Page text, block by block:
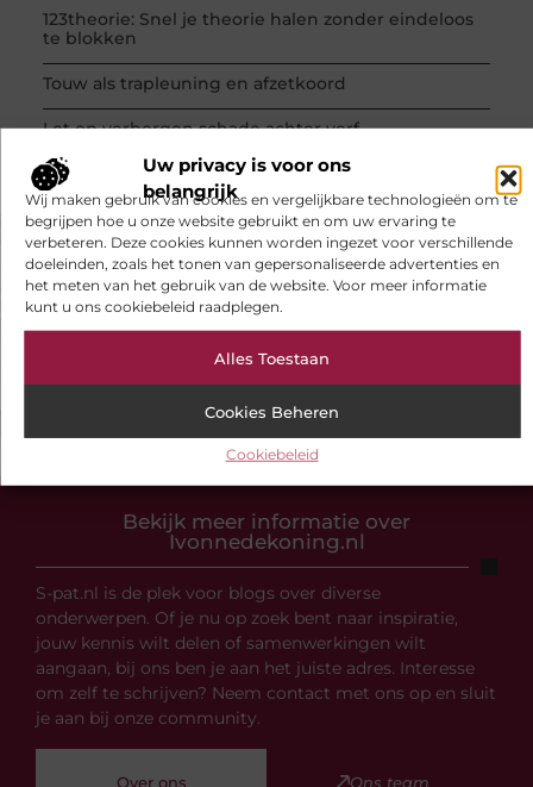
Uw privacy is voor ons
belangrijk
Wij maken gebruik van cookies en vergelijkbare technologieën om te
begrijpen hoe u onze website gebruikt en om uw ervaring te
verbeteren. Deze cookies kunnen worden ingezet voor verschillende
doeleinden, zoals het tonen van gepersonaliseerde advertenties en
het meten van het gebruik van de website. Voor meer informatie
kunt u ons cookiebeleid raadplegen.
Alles Toestaan
Cookies Beheren
Cookiebeleid
123theorie: Snel je theorie halen zonder eindeloos
te blokken
Touw als trapleuning en afzetkoord
Let op verborgen schade achter verf
Bekijk meer informatie over
Ivonnedekoning.nl
S-pat.nl is de plek voor blogs over diverse
onderwerpen. Of je nu op zoek bent naar inspiratie,
jouw kennis wilt delen of samenwerkingen wilt
aangaan, bij ons ben je aan het juiste adres. Interesse
om zelf te schrijven? Neem contact met ons op en sluit
je aan bij onze community.
Over ons Ons team
VORIGE
Gemeente zorgverzekering
VOLGENDE